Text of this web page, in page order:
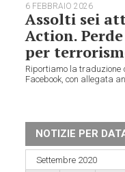
6 FEBBRAIO 2026
Assolti sei
Action.
per
Riportiamo la traduzione
Facebook, con allegata
NOTIZIE PER
Settembre 2020